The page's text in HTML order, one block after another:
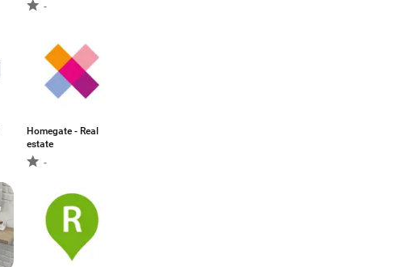
-
Homegate - Real
estate
-